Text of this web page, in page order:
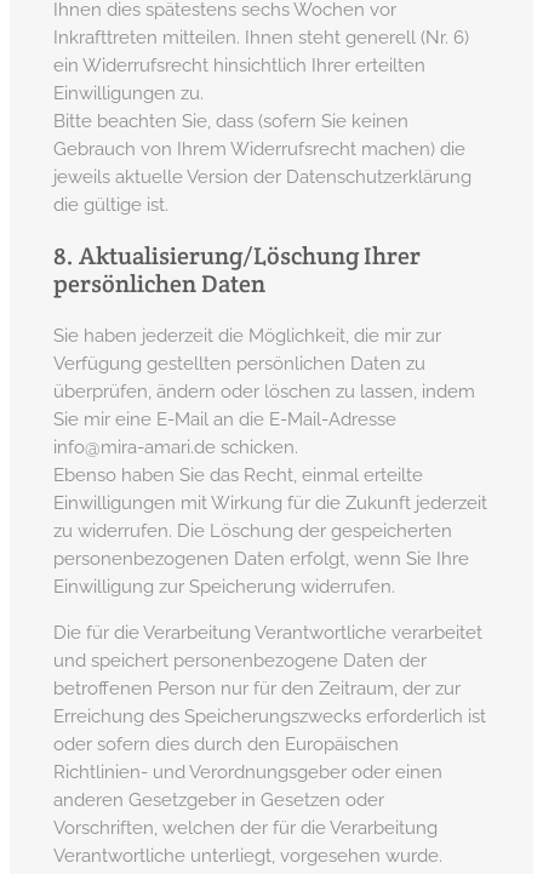
Ihnen dies spätestens sechs Wochen vor
Inkrafttreten mitteilen. Ihnen steht generell (Nr. 6)
ein Widerrufsrecht hinsichtlich Ihrer erteilten
Einwilligungen zu.
Bitte beachten Sie, dass (sofern Sie keinen
Gebrauch von Ihrem Widerrufsrecht machen) die
jeweils aktuelle Version der Datenschutzerklärung
die gültige ist.
8. Aktualisierung/Löschung Ihrer
persönlichen Daten
Sie haben jederzeit die Möglichkeit, die mir zur
Verfügung gestellten persönlichen Daten zu
überprüfen, ändern oder löschen zu lassen, indem
Sie mir eine E-Mail an die E-Mail-Adresse
info@mira-amari.de schicken.
Ebenso haben Sie das Recht, einmal erteilte
Einwilligungen mit Wirkung für die Zukunft jederzeit
zu widerrufen. Die Löschung der gespeicherten
personenbezogenen Daten erfolgt, wenn Sie Ihre
Einwilligung zur Speicherung widerrufen.
Die für die Verarbeitung Verantwortliche verarbeitet
und speichert personenbezogene Daten der
betroffenen Person nur für den Zeitraum, der zur
Erreichung des Speicherungszwecks erforderlich ist
oder sofern dies durch den Europäischen
Richtlinien- und Verordnungsgeber oder einen
anderen Gesetzgeber in Gesetzen oder
Vorschriften, welchen der für die Verarbeitung
Verantwortliche unterliegt, vorgesehen wurde.